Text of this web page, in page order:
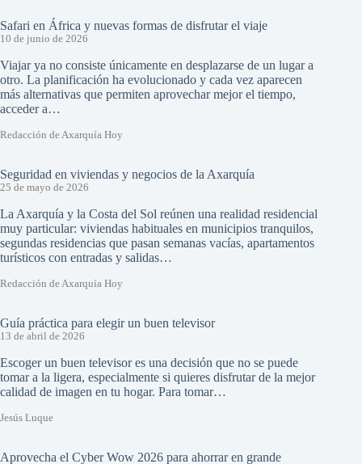
Safari en África y nuevas formas de disfrutar el viaje
10 de junio de 2026
Viajar ya no consiste únicamente en desplazarse de un lugar a
otro. La planificación ha evolucionado y cada vez aparecen
más alternativas que permiten aprovechar mejor el tiempo,
acceder a…
Redacción de Axarquía Hoy
Seguridad en viviendas y negocios de la Axarquía
25 de mayo de 2026
La Axarquía y la Costa del Sol reúnen una realidad residencial
muy particular: viviendas habituales en municipios tranquilos,
segundas residencias que pasan semanas vacías, apartamentos
turísticos con entradas y salidas…
Redacción de Axarquía Hoy
Guía práctica para elegir un buen televisor
13 de abril de 2026
Escoger un buen televisor es una decisión que no se puede
tomar a la ligera, especialmente si quieres disfrutar de la mejor
calidad de imagen en tu hogar. Para tomar…
Jesús Luque
Aprovecha el Cyber Wow 2026 para ahorrar en grande